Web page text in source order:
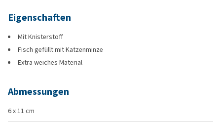
Eigenschaften
Mit Knisterstoff
Fisch gefüllt mit Katzenminze
Extra weiches Material
Abmessungen
6 x 11 cm